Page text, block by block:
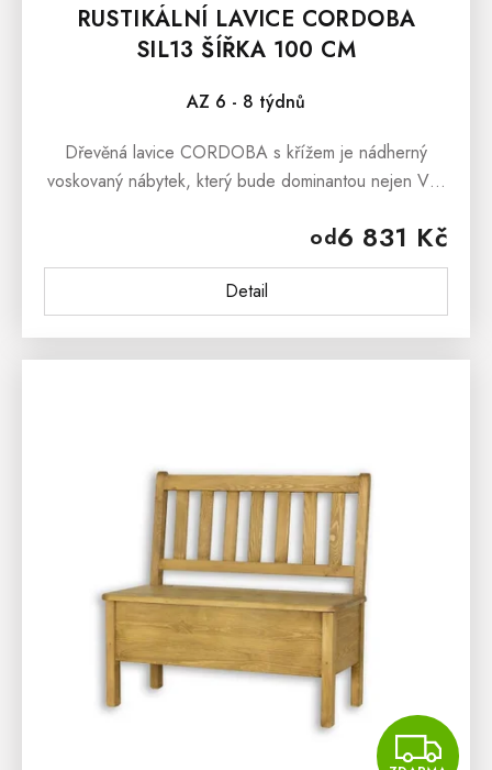
RUSTIKÁLNÍ LAVICE CORDOBA
SIL13 ŠÍŘKA 100 CM
AZ 6 - 8 týdnů
od6 831 Kč
Detail
Dřevěná lavice CORDOBA s křížem je nádherný
voskovaný nábytek, který bude dominantou nejen Vaši
v prostorách terasy či...